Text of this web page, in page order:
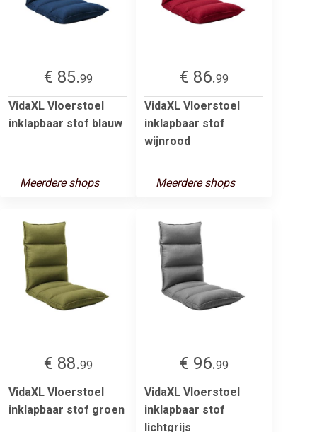
€ 85.99
VidaXL Vloerstoel
inklapbaar stof blauw
Meerdere shops
€ 86.99
VidaXL Vloerstoel
inklapbaar stof
wijnrood
Meerdere shops
€ 88.99
VidaXL Vloerstoel
inklapbaar stof groen
€ 96.99
VidaXL Vloerstoel
inklapbaar stof
lichtgrijs